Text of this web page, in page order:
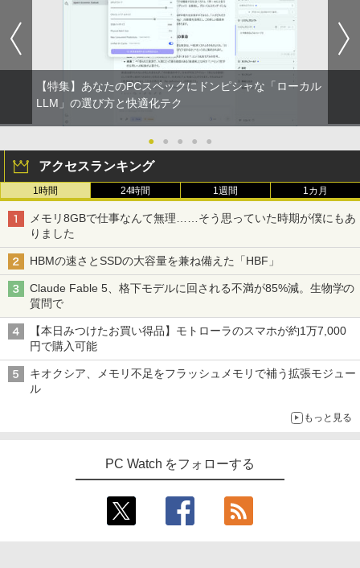
【特集】あなたのPCスペックにドンピシャな「ローカル
LLM」の選び方と快適化テク
● ● ● ● ●
アクセスランキング
1時間 24時間 1週間 1カ月
メモリ8GBで仕事なんて無理……そう思っていた時期が僕にもあ
りました
HBMの速さとSSDの大容量を兼ね備えた「HBF」
Claude Fable 5、格下モデルに回される不満が85%減。生物学の
質問で
【本日みつけたお買い得品】モトローラのスマホが約1万7,000
円で購入可能
キオクシア、メモリ不足をフラッシュメモリで補う拡張モジュー
ル
もっと見る
PC Watch をフォローする